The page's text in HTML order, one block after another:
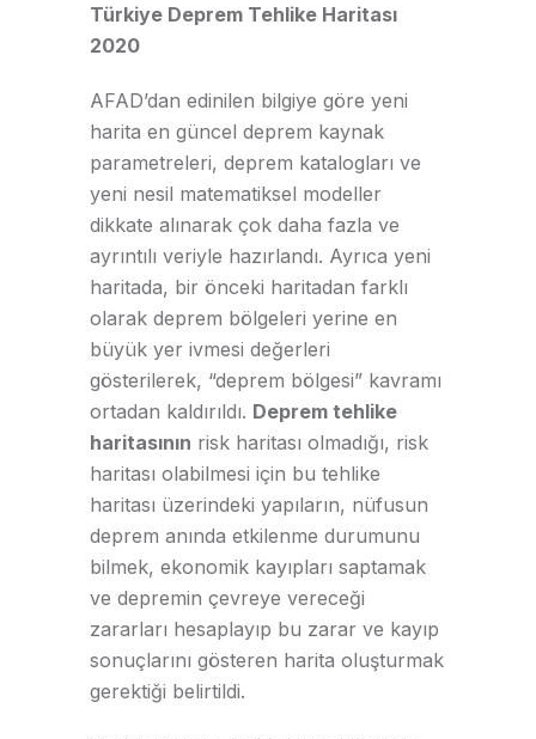
Türkiye Deprem Tehlike Haritası
2020
AFAD’dan edinilen bilgiye göre yeni
harita en güncel deprem kaynak
parametreleri, deprem katalogları ve
yeni nesil matematiksel modeller
dikkate alınarak çok daha fazla ve
ayrıntılı veriyle hazırlandı. Ayrıca yeni
haritada, bir önceki haritadan farklı
olarak deprem bölgeleri yerine en
büyük yer ivmesi değerleri
gösterilerek, “deprem bölgesi” kavramı
ortadan kaldırıldı. Deprem tehlike
haritasının risk haritası olmadığı, risk
haritası olabilmesi için bu tehlike
haritası üzerindeki yapıların, nüfusun
deprem anında etkilenme durumunu
bilmek, ekonomik kayıpları saptamak
ve depremin çevreye vereceği
zararları hesaplayıp bu zarar ve kayıp
sonuçlarını gösteren harita oluşturmak
gerektiği belirtildi.